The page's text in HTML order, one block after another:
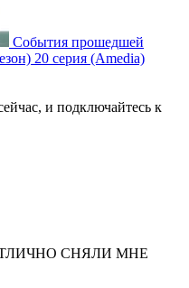
События прошедшей
20 серия (Amedia)
и подключайтесь к
СНЯЛИ МНЕ